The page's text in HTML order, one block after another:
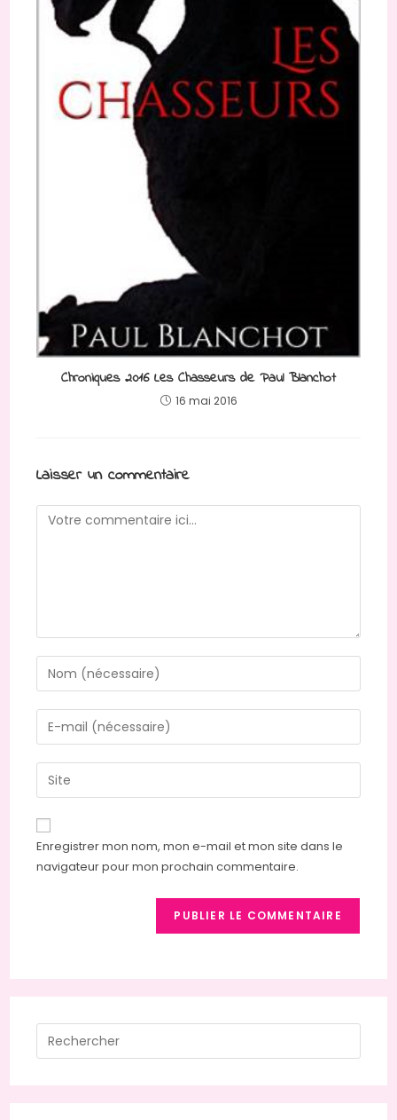
Chroniques 2016 Les Chasseurs de Paul Blanchot
16 mai 2016
Laisser un commentaire
Comment
Enter
your
name
or
to
comment
Enter
your
email
address
comment
Saisir
l’URL
de
votre
site
Enregistrer mon nom, mon e-mail et mon site dans le
navigateur pour mon prochain commentaire.